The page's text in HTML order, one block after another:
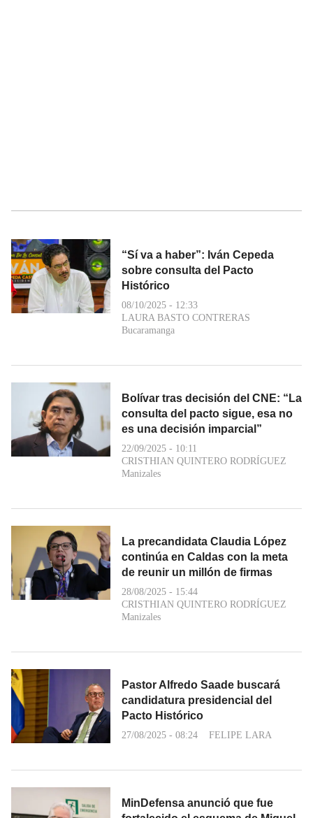
“Sí va a haber”: Iván Cepeda
sobre consulta del Pacto
Histórico
08/10/2025 - 12:33
LAURA BASTO CONTRERAS
Bucaramanga
Bolívar tras decisión del CNE: “La
consulta del pacto sigue, esa no
es una decisión imparcial”
22/09/2025 - 10:11
CRISTHIAN QUINTERO RODRÍGUEZ
Manizales
La precandidata Claudia López
continúa en Caldas con la meta
de reunir un millón de firmas
28/08/2025 - 15:44
CRISTHIAN QUINTERO RODRÍGUEZ
Manizales
Pastor Alfredo Saade buscará
candidatura presidencial del
Pacto Histórico
27/08/2025 - 08:24 FELIPE LARA
MinDefensa anunció que fue